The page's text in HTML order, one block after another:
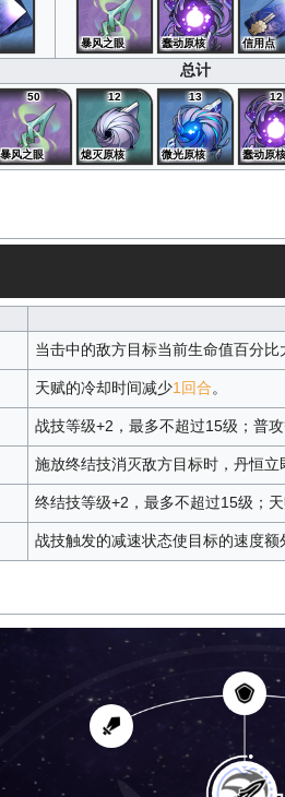
暴风之眼 蠢动原核 信用点
总计
50
暴风之眼
12
熄灭原核
13
微光原核
12
蠢动原核
当击中的敌方目标当前生命值百分比
天赋的冷却时间减少1回合。
战技等级+2，最多不超过15级；普
施放终结技消灭敌方目标时，丹恒立
终结技等级+2，最多不超过15级；
战技触发的减速状态使目标的速度额